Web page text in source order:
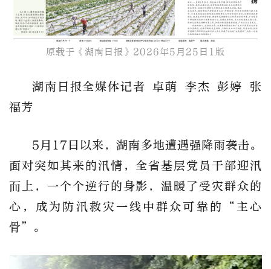
原载于《湖南日报》2026年5月25日1版​
湖南日报全媒体记者 卓萌 李杰 彭婷 张
福芳
5月17日以来，湖南多地遭遇强降雨袭击。
面对突如其来的汛情，全省基层党员干部迎汛
而上，一个个逆行的身影，温暖了受灾群众的
心，成为防汛救灾一线中群众可靠的“主心
骨”。